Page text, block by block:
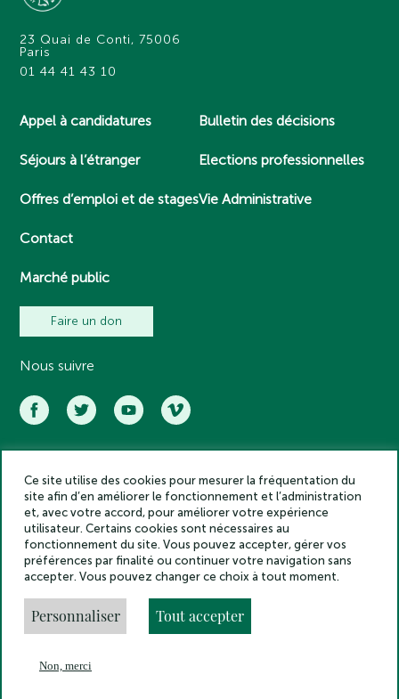
23 Quai de Conti, 75006
Paris
01 44 41 43 10
Appel à candidatures
Séjours à l’étranger
Offres d’emploi et de stages
Contact
Marché public
Bulletin des décisions
Elections professionnelles
Vie Administrative
Faire un don
Nous suivre
Académie des inscriptions et belles lettres – Tous droits réservés
2025
Politique de confidentialité
Mentions légales
Crédits
Gestion des cookies
Made by
Ce site utilise des cookies pour mesurer la fréquentation du
site afin d’en améliorer le fonctionnement et l’administration
et, avec votre accord, pour améliorer votre expérience
utilisateur. Certains cookies sont nécessaires au
fonctionnement du site. Vous pouvez accepter, gérer vos
préférences par finalité ou continuer votre navigation sans
accepter. Vous pouvez changer ce choix à tout moment.
Personnaliser Tout accepter
Non, merci